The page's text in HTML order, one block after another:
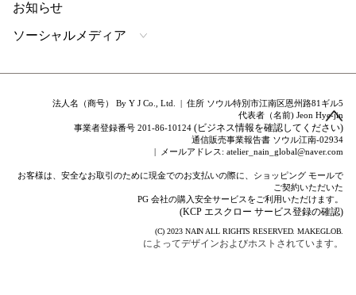
お知らせ
ソーシャルメディア
法人名（商号） By Y J Co., Ltd. | 住所 ソウル特別市江南区恩州路81ギル5
代表者（名前) Jeon Hye-jin
事業者登録番号 201-86-10124(ビジネス情報を確認してください)
通信販売事業報告書 ソウル江南-02934
| メールアドレス: atelier_nain_global@naver.com
お客様は、安全なお取引のために現金でのお支払いの際に、ショッピング モールで
ご契約いただいた
PG 会社の購入安全サービスをご利用いただけます。
(KCP エスクロー サービス登録の確認)
(C) 2023 NAIN ALL RIGHTS RESERVED.MAKEGLOB.
によってデザインおよびホストされています。